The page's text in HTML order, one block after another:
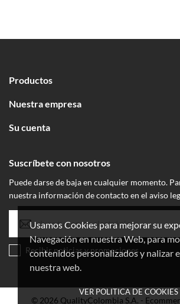
Usamos Cookies para mejorar su
Navegación en nuestra Web, para
contenidos personalizados y nalizar
nuestra web.
VER POLITICA DE COOKIES
Productos
Nuestra empresa
Su cuenta
Suscríbete con nosotros
Puede darse de baja en cualquier momento.
nuestra información de contacto en el aviso
Recibir noticias y promociones
© 2026 QualityColombia S.A. -